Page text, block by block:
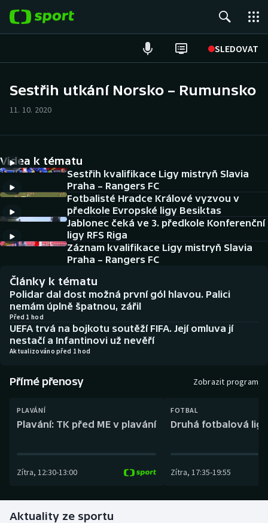
SLEDOVAT
Hokej
Tenis
Atletika
Cyklistika
DALŠÍ SPORTY
Americký fotbal
Baseball a softbal
Basketbal
Biatlon
Curling
Florbal
NEPŘEHLÉDNĚTE
Soutěže
Historické návraty
Aplikace ČT sport
Sestřih utkání Norsko – Rumunsko
11. 10. 2020
Videa k tématu
Sestřih kvalifikace Ligy mistryň Slavia
Praha – Rangers FC
Fotbalisté Hradce Králové vyzvou v
předkole Evropské ligy Besiktas
Jablonec čeká ve 3. předkole Konferenční
ligy RFS Riga
Záznam kvalifikace Ligy mistryň Slavia
Praha – Rangers FC
Články k tématu
Polidar dal dost možná první gól hlavou. Palici
nemám úplně špatnou, zářil
Před 1 hod
UEFA trvá na bojkotu soutěží FIFA. Její omluva jí
nestačí a Infantinovi už nevěří
Aktualizováno před 1 hod
Přímé přenosy Zobrazit program
PLAVÁNÍ
Plavání: TK před ME v plavání
Zítra, 12:30-13:00
FOTBAL
Druhá fotbalová
Zítra, 17:35-19:55
Aktuality ze sportu